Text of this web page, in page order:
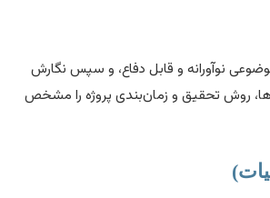
نوآورانه و قابل دفاع، و سپس نگارش
روش تحقیق و زمان‌بندی پروژه را مشخص